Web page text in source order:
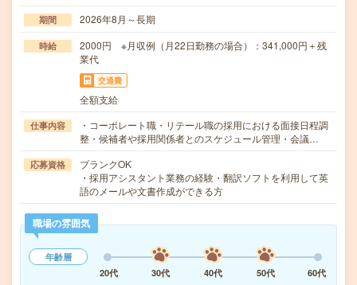
期間 2026年8月～長期
時給
2000円 ※月収例（月22日勤務の場合）：341,000円＋残
業代
交通費
全額支給
仕事内容
・コーポレート職・リテール職の採用における面接日程調
整・候補者や採用関係者とのスケジュール管理・会議…
応募資格
ブランクOK
・採用アシスタント業務の経験・翻訳ソフトを利用して英
語のメールや文書作成ができる方
職場の雰囲気
年齢層
20代
30代 40代 50代
60代